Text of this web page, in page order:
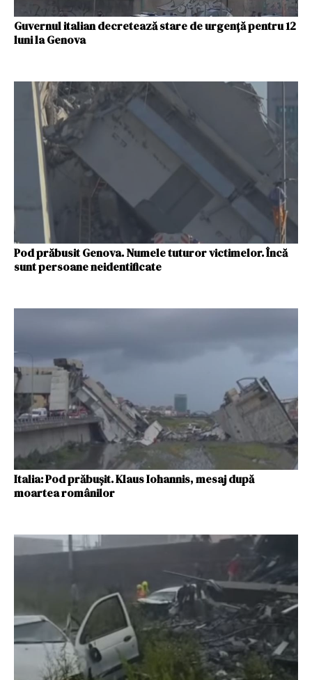
Guvernul italian decretează stare de urgenţă pentru 12
luni la Genova
Pod prăbusit Genova. Numele tuturor victimelor. Încă
sunt persoane neidentificate
Italia: Pod prăbușit. Klaus Iohannis, mesaj după
moartea românilor